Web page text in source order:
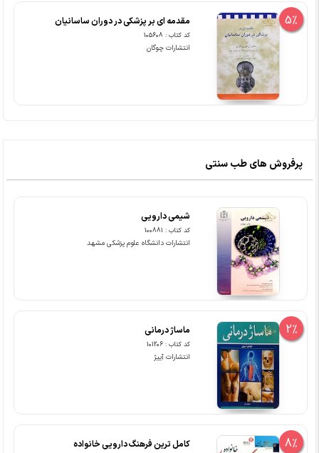
5% مقدمه ای بر پزشکی در دوران ساسانیان
کد کتاب : 105608
انتشارات چوگان
پرفروش های طب سنتی
شیمی دارویی
کد کتاب : 100881
انتشارات دانشگاه علوم پزشکی مشهد
2% ماساژ درمانی
کد کتاب : 101206
انتشارات آییژ
8% کامل ترین فرهنگ دارویی خانواده